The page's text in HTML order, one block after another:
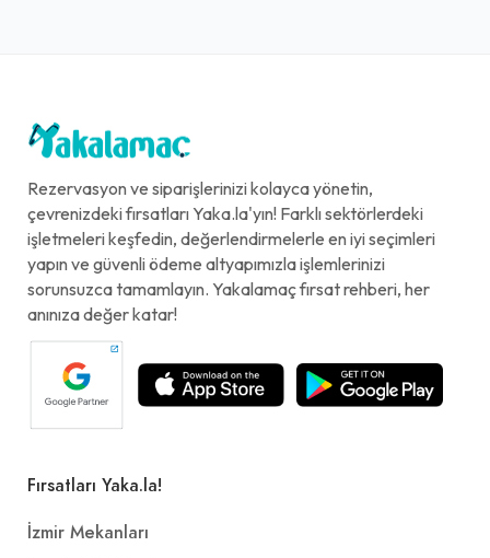
Rezervasyon ve siparişlerinizi kolayca yönetin,
çevrenizdeki fırsatları Yaka.la'yın! Farklı sektörlerdeki
işletmeleri keşfedin, değerlendirmelerle en iyi seçimleri
yapın ve güvenli ödeme altyapımızla işlemlerinizi
sorunsuzca tamamlayın. Yakalamaç fırsat rehberi, her
anınıza değer katar!
Fırsatları Yaka.la!
İzmir Mekanları